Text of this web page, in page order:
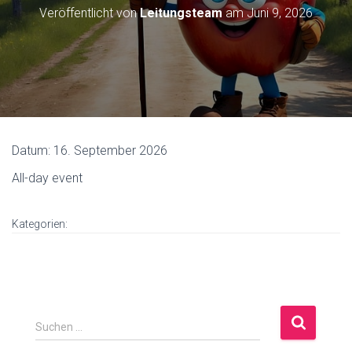
C
H
A
L
T
E
N
Veröffentlicht vonLeitungsteamamJuni 9, 2026
Datum: 16. September 2026
All-day event
Kategorien:
S
u
Suchen …